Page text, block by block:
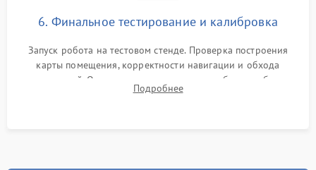
6. Финальное тестирование и калибровка
Запуск робота на тестовом стенде. Проверка построения
карты помещения, корректности навигации и обхода
препятствий. Оценка силы всасывания и работы турбины.
Тестирование автоматического возврата на док-станцию и
Подробнее